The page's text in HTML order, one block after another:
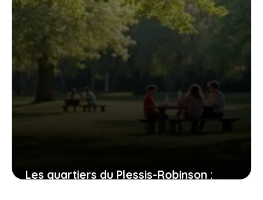
Les quartiers du Plessis-Robinson :